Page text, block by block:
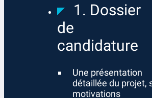
1. Dossier
de
candidature
Une présentation
détaillée du projet,
motivations